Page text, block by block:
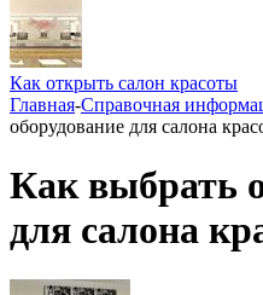
Как открыть салон красоты
Главная-Справочная
оборудование для салона
Как выбрать
для салона